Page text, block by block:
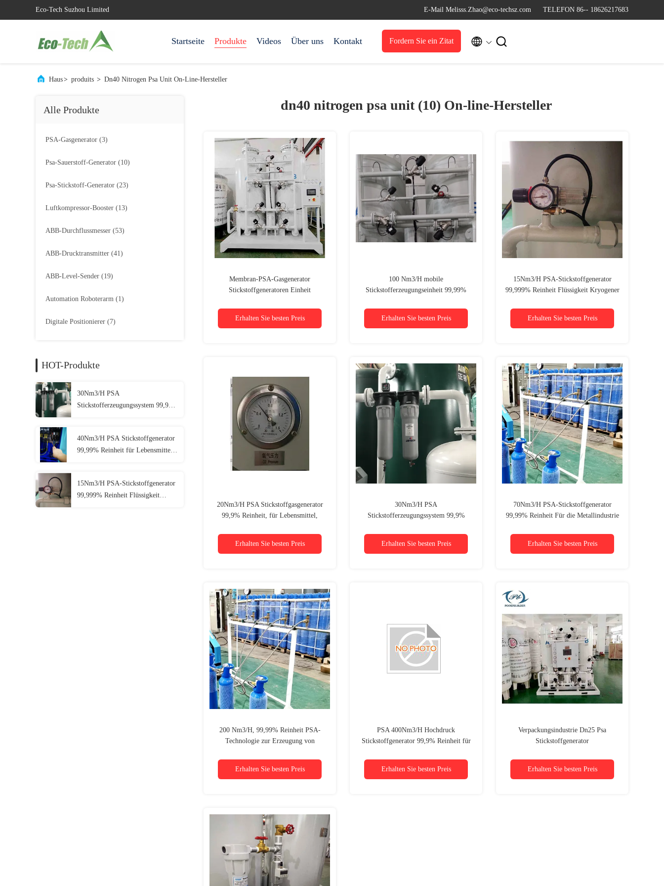
Eco-Tech Suzhou Limited E-Mail Melisss.Zhao@eco-techsz.com TELEFON 86-- 18626217683
Startseite Produkte Videos Über uns Kontakt Fordern Sie ein Zitat  
Haus> produits > Dn40 Nitrogen Psa Unit On-Line-Hersteller
Alle Produkte
PSA-Gasgenerator (3)
Psa-Sauerstoff-Generator (10)
Psa-Stickstoff-Generator (23)
Luftkompressor-Booster (13)
ABB-Durchflussmesser (53)
ABB-Drucktransmitter (41)
ABB-Level-Sender (19)
Automation Roboterarm (1)
Digitale Positionierer (7)
HOT-Produkte
30Nm3/H PSA
Stickstofferzeugungssystem 99,9%
40Nm3/H PSA Stickstoffgenerator
99,99% Reinheit für Lebensmittel
15Nm3/H PSA-Stickstoffgenerator
99,999% Reinheit Flüssigkeit
dn40 nitrogen psa unit (10) On-line-Hersteller
Membran-PSA-Gasgenerator
Stickstoffgeneratoren Einheit
Erhalten Sie besten Preis
100 Nm3/H mobile
Stickstofferzeugungseinheit 99,99%
Erhalten Sie besten Preis
15Nm3/H PSA-Stickstoffgenerator
99,999% Reinheit Flüssigkeit Kryogener
Erhalten Sie besten Preis
20Nm3/H PSA Stickstoffgasgenerator
99,9% Reinheit, für Lebensmittel,
Erhalten Sie besten Preis
30Nm3/H PSA
Stickstofferzeugungssystem 99,9%
Erhalten Sie besten Preis
70Nm3/H PSA-Stickstoffgenerator
99,99% Reinheit Für die Metallindustrie
Erhalten Sie besten Preis
200 Nm3/H, 99,99% Reinheit PSA-
Technologie zur Erzeugung von
Erhalten Sie besten Preis
PSA 400Nm3/H Hochdruck
Stickstoffgenerator 99,9% Reinheit für
Erhalten Sie besten Preis
Verpackungsindustrie Dn25 Psa
Stickstoffgenerator
Erhalten Sie besten Preis